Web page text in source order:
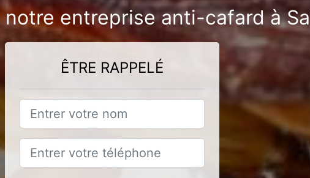
entreprise anti-cafard à
ÊTRE RAPPELÉ